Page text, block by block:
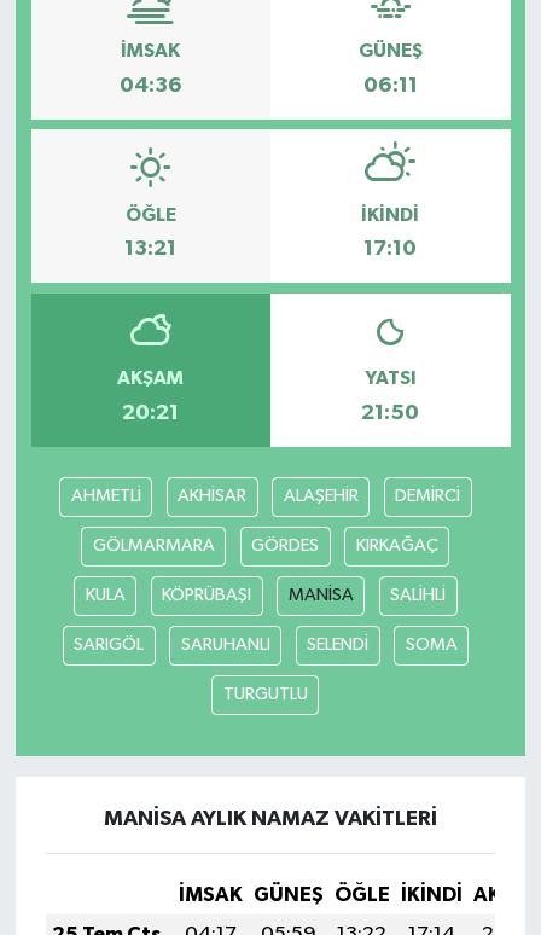
İMSAK
04:36
GÜNEŞ
06:11
ÖĞLE
13:21
İKINDI
17:10
AKŞAM
20:21
YATSI
21:50
AHMETLİ AKHİSAR ALAŞEHİR DEMİRCİ
GÖLMARMARA GÖRDES KIRKAĞAÇ
KULA KÖPRÜBAŞI MANİSA SALİHLİ
SARIGÖL SARUHANLI SELENDİ SOMA
TURGUTLU
MANİSA AYLIK NAMAZ VAKITLERI
İMSAK GÜNEŞ ÖĞLE İKINDI